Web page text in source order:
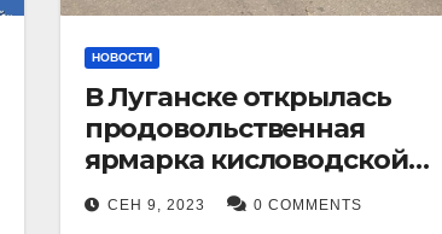
НОВОСТИ
В Луганске открылась
продовольственная
ярмарка кисловодской
продукции.
СЕН 9, 2023 0 COMMENTS